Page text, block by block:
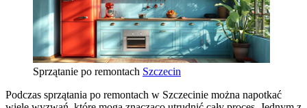
Sprzątanie po remontach Szczecin
Podczas sprzątania po remontach w Szczecinie można napotkać